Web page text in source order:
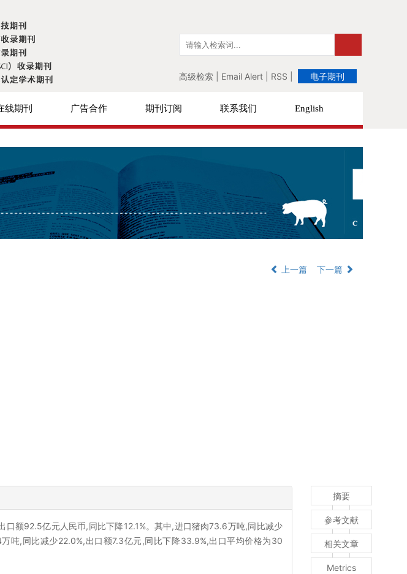
高级检索 Email Alert RSS 电子期刊
线期刊 广告合作 期刊订阅 联系我们 English
上一篇 下一篇
额92.5亿元人民币,同比下降12.1%。其中,进口猪肉73.6万吨,同比减少
吨,同比减少22.0%,出口额7.3亿元,同比下降33.9%,出口平均价格为30
摘要
参考文献
相关文章
Metrics